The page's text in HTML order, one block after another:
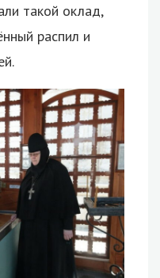
такой оклад,
распил и